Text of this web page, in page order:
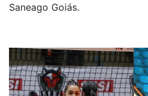
Saneago Goiás.